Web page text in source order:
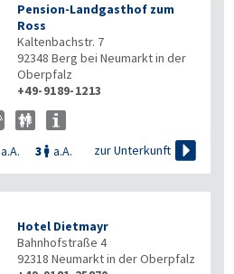
Pension-Landgasthof zum
Ross
Kaltenbachstr. 7
92348 Berg bei Neumarkt in der
Oberpfalz
+49-9189-1213
a.A. 3  a.A. zur Unterkunft 
Hotel Dietmayr
Bahnhofstraße 4
92318 Neumarkt in der Oberpfalz